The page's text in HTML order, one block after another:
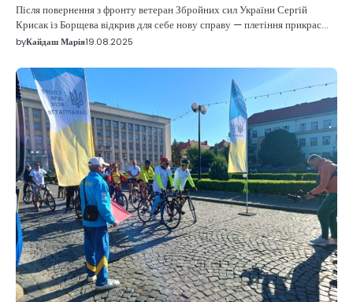
Після повернення з фронту ветеран Збройних сил України Сергій
Крисак із Борщева відкрив для себе нову справу — плетіння прикрас…
byКайдаш Марія19.08.2025